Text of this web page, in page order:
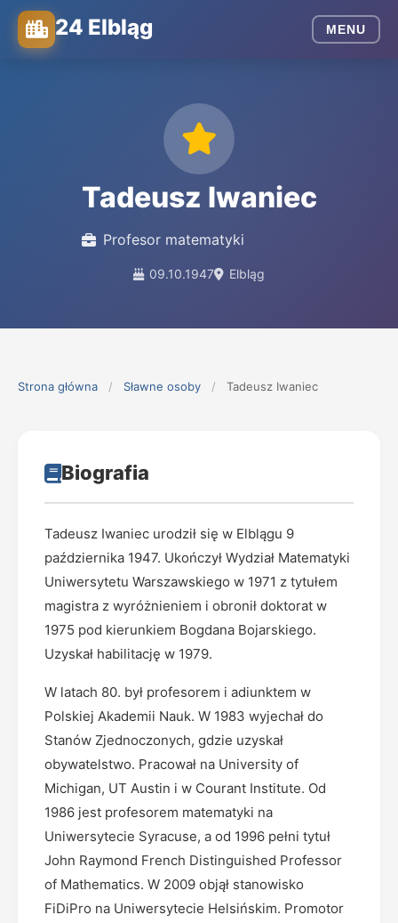
24 Elbląg MENU
Tadeusz Iwaniec
Profesor matematyki
09.10.1947 Elbląg
Strona główna / Sławne osoby / Tadeusz Iwaniec
Biografia
Tadeusz Iwaniec urodził się w Elblągu 9
października 1947. Ukończył Wydział Matematyki
Uniwersytetu Warszawskiego w 1971 z tytułem
magistra z wyróżnieniem i obronił doktorat w
1975 pod kierunkiem Bogdana Bojarskiego.
Uzyskał habilitację w 1979.
W latach 80. był profesorem i adiunktem w
Polskiej Akademii Nauk. W 1983 wyjechał do
Stanów Zjednoczonych, gdzie uzyskał
obywatelstwo. Pracował na University of
Michigan, UT Austin i w Courant Institute. Od
1986 jest profesorem matematyki na
Uniwersytecie Syracuse, a od 1996 pełni tytuł
John Raymond French Distinguished Professor
of Mathematics. W 2009 objął stanowisko
FiDiPro na Uniwersytecie Helsińskim. Promotor